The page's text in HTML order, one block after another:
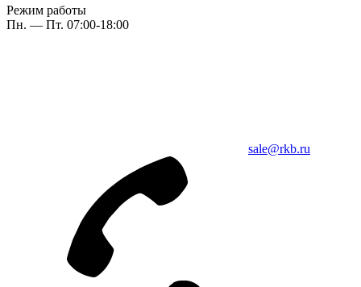
Режим работы
Пн. — Пт. 07:00-18:00
sale@rkb.ru